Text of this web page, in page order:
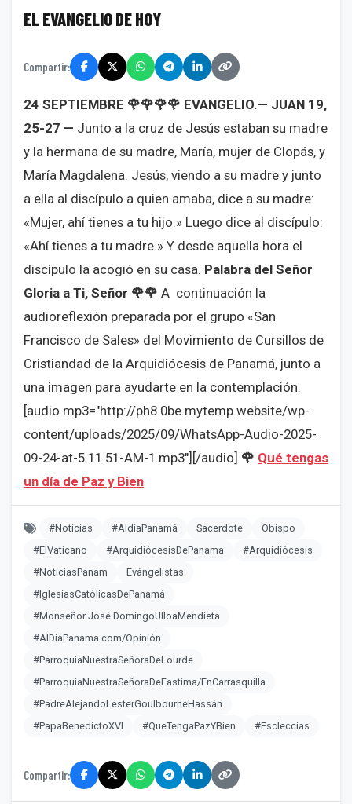
EL EVANGELIO DE HOY
Compartir:
24 SEPTIEMBRE 🌹🌹🌹🌹 EVANGELIO.— JUAN 19,
25-27 — Junto a la cruz de Jesús estaban su madre
y la hermana de su madre, María, mujer de Clopás, y
María Magdalena. Jesús, viendo a su madre y junto
a ella al discípulo a quien amaba, dice a su madre:
«Mujer, ahí tienes a tu hijo.» Luego dice al discípulo:
«Ahí tienes a tu madre.» Y desde aquella hora el
discípulo la acogió en su casa. Palabra del Señor
Gloria a Ti, Señor 🌹🌹 A continuación la
audioreflexión preparada por el grupo «San
Francisco de Sales» del Movimiento de Cursillos de
Cristiandad de la Arquidiócesis de Panamá, junto a
una imagen para ayudarte en la contemplación.
[audio mp3="http://ph8.0be.mytemp.website/wp-
content/uploads/2025/09/WhatsApp-Audio-2025-
09-24-at-5.11.51-AM-1.mp3"][/audio] 🌹 Qué tengas
un día de Paz y Bien
#Noticias #AldíaPanamá Sacerdote
Obispo
#ElVaticano
#ArquidiócesisDePanama
#Arquidiócesis
#NoticiasPanam
Evángelistas
#IglesiasCatólicasDePanamá
#Monseñor José DomingoUlloaMendieta
#AlDíaPanama.com/Opinión
#ParroquiaNuestraSeñoraDeLourde
#ParroquiaNuestraSeñoraDeFastima/EnCarrasquilla
#PadreAlejandoLesterGoulbourneHassán
#PapaBenedictoXVI
#QueTengaPazYBien #Escleccias
Compartir: